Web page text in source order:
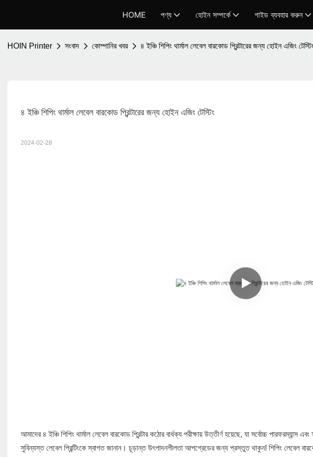
HOME পণ্য হোইন সম্পর্কে গাইড ব্যবহার করুন
HOIN Printer সংবাদ কোম্পানির খবর ৪ ইঞ্চি শিপিং থার্মাল লেবেল বারকোড প্রিন্টারের জন্য হোইন এজিং
৪ ইঞ্চি শিপিং থার্মাল লেবেল বারকোড প্রিন্টারের জন্য হোইন এজিং টেস্টিং
2024-02-28
আমাদের ৪ ইঞ্চি শিপিং থার্মাল লেবেল বারকোড প্রিন্টার কঠোর বার্ধক্য পরীক্ষায় উত্তীর্ণ হয়েছে, যা সর্বোচ্চ পারফরম্যান্স
সুবিন্যস্ত লেবেল প্রিন্টিংকে স্বাগত জানান। চূড়ান্ত উৎপাদনশীলতা আপগ্রেডের জন্য প্রস্তুত থাকুন! শিপিং লেবেল